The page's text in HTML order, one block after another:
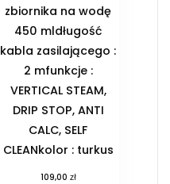
zbiornika na wodę
450 mldługość
kabla zasilającego :
2 mfunkcje :
VERTICAL STEAM,
DRIP STOP, ANTI
CALC, SELF
CLEANkolor : turkus
109,00 zł